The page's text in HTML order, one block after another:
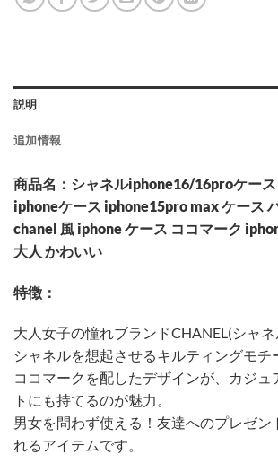
説明
追加情報
商品名：シャネルiphone16/16proケース
iphoneケース iphone15pro max ケース
chanel 風 iphone ケース ココマーク
大人 かわいい
特徴：
大人女子の憧れブランドCHANEL(シャネ
シャネルを想起させるキルティングモチ
ココマークを配したデザインが、カジュ
トにも持てるのが魅力。
男女を問わず使える！友達へのプレゼン
れるアイテムです。